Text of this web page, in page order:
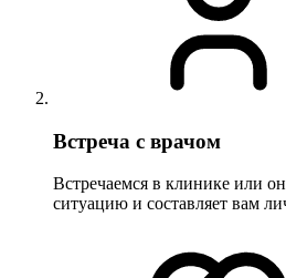
Встреча с врачом
Встречаемся в клинике или
ситуацию и составляет вам